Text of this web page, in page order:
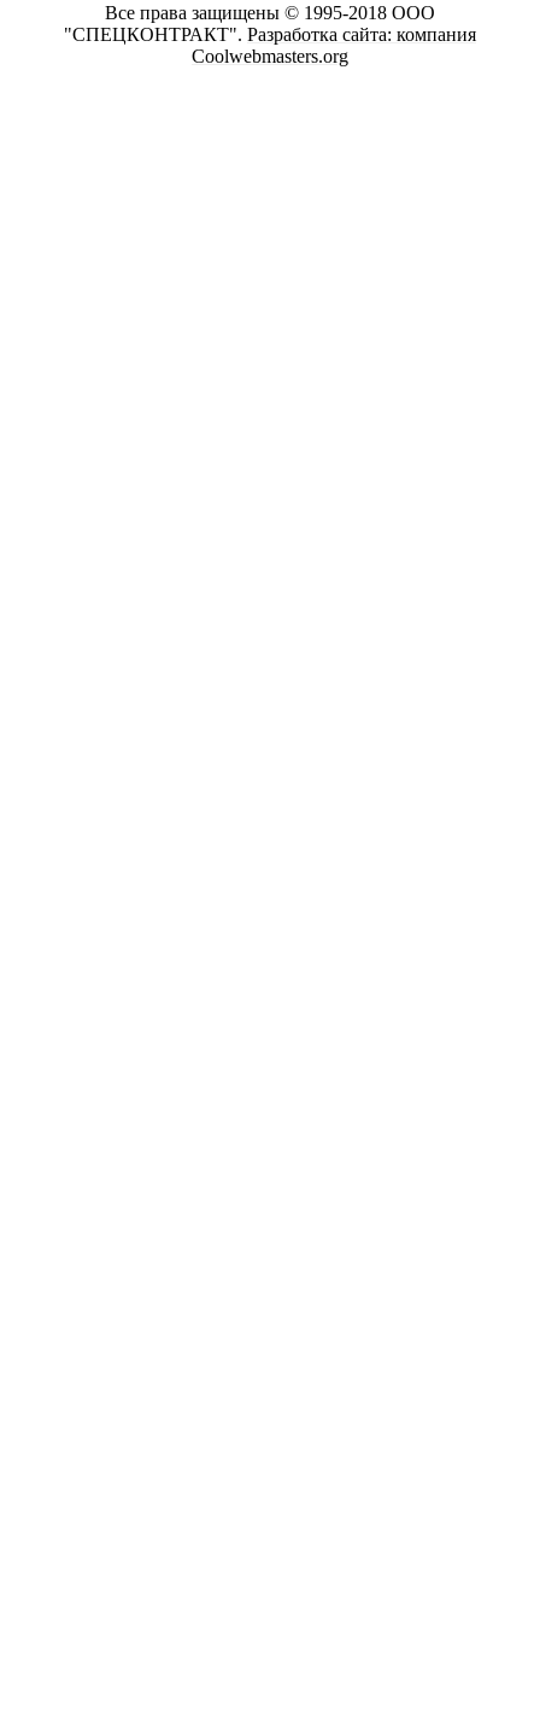
Все права защищены © 1995-2018 ООО
"СПЕЦКОНТРАКТ". Разработка сайта: компания
Coolwebmasters.org